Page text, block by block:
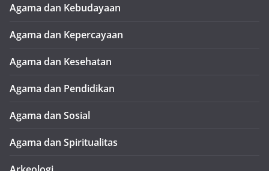
Agama dan Kebudayaan
Agama dan Kepercayaan
Agama dan Kesehatan
Agama dan Pendidikan
Agama dan Sosial
Agama dan Spiritualitas